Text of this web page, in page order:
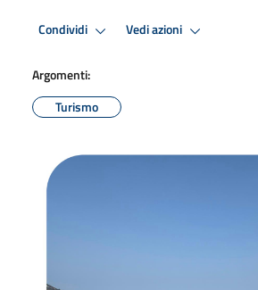
Condividi Vedi azioni
Argomenti:
Turismo